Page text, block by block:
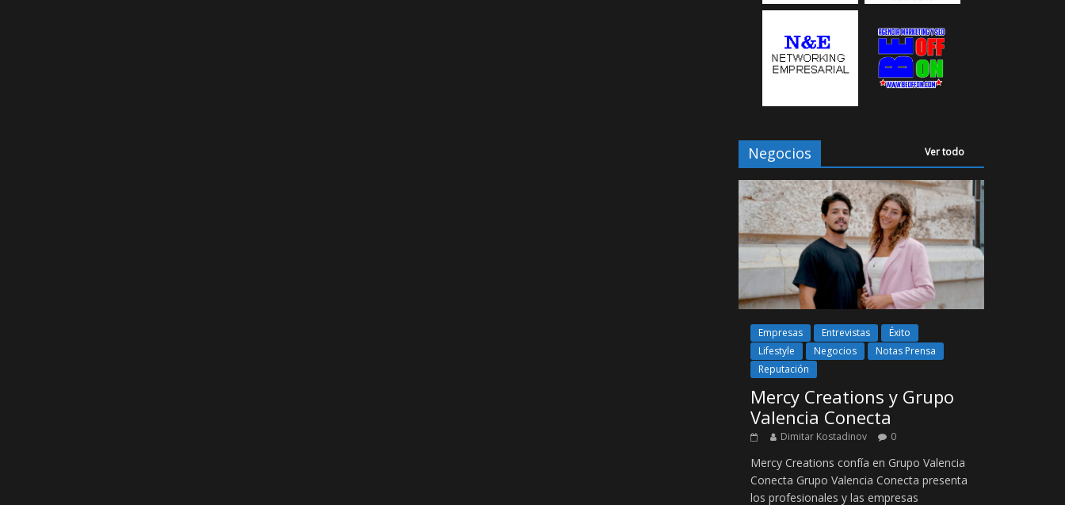
Negocios Ver todo
Empresas Entrevistas
Éxito
Lifestyle
Negocios
Notas Prensa
Reputación
Mercy Creations y Grupo
Valencia Conecta
Dimitar Kostadinov 0
Mercy Creations confía en Grupo Valencia
Conecta Grupo Valencia Conecta presenta
los profesionales y las empresas